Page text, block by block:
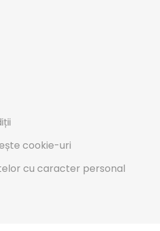
cookie-uri
cu caracter personal